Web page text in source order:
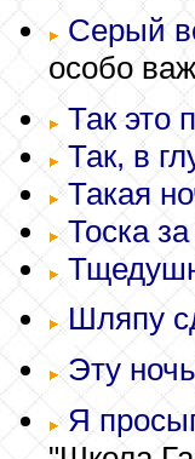
Серый
особо
Так это
Так, в
Такая
Тоска
Шляпу
Эту
Я